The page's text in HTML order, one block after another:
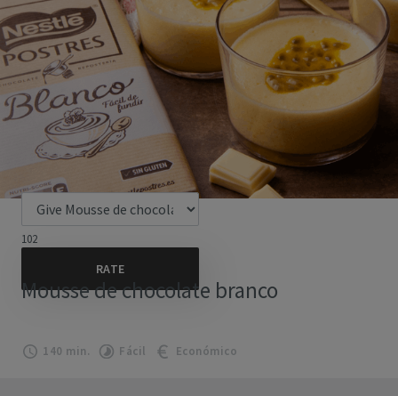
102
Mousse de chocolate branco
140 min. Fácil Económico